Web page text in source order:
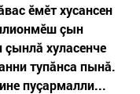
ӗмӗт хусансен
çын
хуласенче
тупăнса пынă.
пуçармалли...